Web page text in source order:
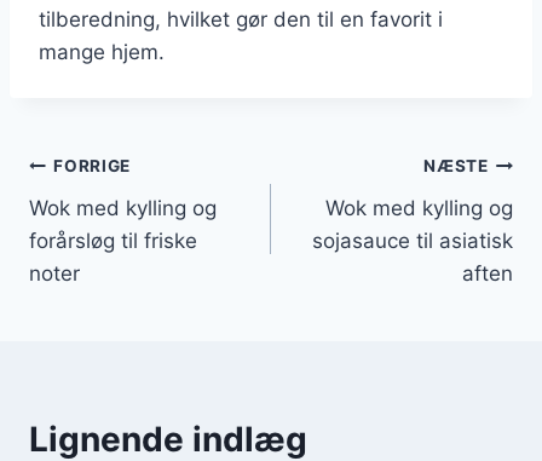
tilberedning, hvilket gør den til en favorit i
mange hjem.
Indlægsnavigation
FORRIGE
Wok med kylling og
forårsløg til friske
noter
NÆSTE
Wok med kylling og
sojasauce til asiatisk
aften
Lignende indlæg